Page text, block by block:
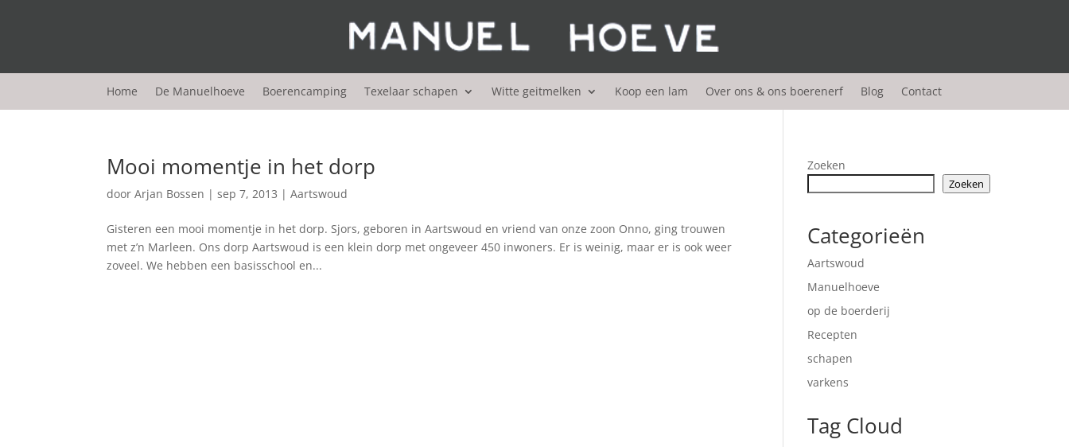
Home De Manuelhoeve Boerencamping Texelaar schapen Witte geitmelken Koop een lam Over ons & ons boerenerf Blog Contact
Mooi momentje in het dorp
doorArjan Bossen |sep 7, 2013 |Aartswoud
Gisteren een mooi momentje in het dorp. Sjors, geboren in Aartswoud en vriend van onze zoon Onno, ging trouwen
met z’n Marleen. Ons dorp Aartswoud is een klein dorp met ongeveer 450 inwoners. Er is weinig, maar er is ook weer
zoveel. We hebben een basisschool en...
Zoeken
Zoeken
Categorieën
Aartswoud
Manuelhoeve
op de boerderij
Recepten
schapen
varkens
Tag Cloud